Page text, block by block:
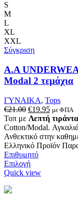
να
στη
σελίδα
του
S
M
L
XL
XXL
Σύγκριση
Α.A
Modal 2 τεμάχια
ΓΥΝΑΙΚΑ, Tops
€21.00 Original
price
was:
€21.00.
€19.95Η
τρέχουσα
τιμή
είναι:
€19.95.
με ΦΠΑ
Τοπ με Λεπτή τιράντα
Cotton/Modal.
Ανθεκτικό στην
Ελληνικό Προϊόν
Επιθυμητό
ΕπιλογήΑυτό
το
Quick view